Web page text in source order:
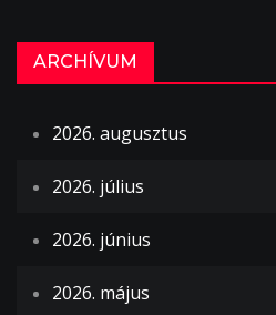
ARCHÍVUM
2026. augusztus
2026. július
2026. június
2026. május